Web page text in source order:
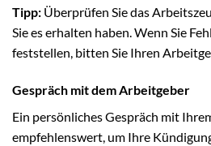
Tipp: Überprüfen Sie das
Sie es erhalten haben. Wenn Sie
feststellen, bitten Sie Ihren
Gespräch mit dem Arbeitgeber
Ein persönliches Gespräch mit
empfehlenswert, um Ihre